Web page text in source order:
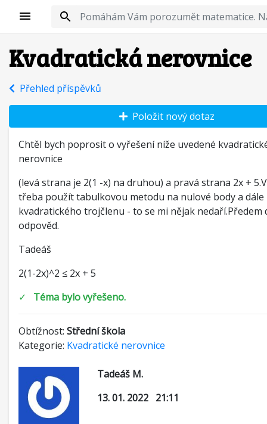
Kvadratická nerovnice
Přehled příspěvků
Chtěl bych poprosit o vyřešení níže uvedené
nerovnice
(levá strana je 2(1 -x) na druhou) a pravá strana 2x +
třeba použít tabulkovou metodu na nulové body a
kvadratického trojčlenu - to se mi nějak nedaří.Předem
odpověd.
Tadeáš
2(1-2x)^2 ≤ 2x + 5
✓ Téma bylo vyřešeno.
Obtížnost: Střední škola
Kategorie: Kvadratické nerovnice
Tadeáš M.
13. 01. 2022 21:11
Položit nový dotaz